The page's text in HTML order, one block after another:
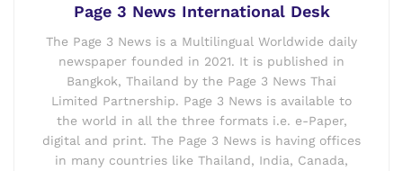
Page 3 News International Desk
The Page 3 News is a Multilingual Worldwide daily
newspaper founded in 2021. It is published in
Bangkok, Thailand by the Page 3 News Thai
Limited Partnership. Page 3 News is available to
the world in all the three formats i.e. e-Paper,
digital and print. The Page 3 News is having offices
in many countries like Thailand, India, Canada,